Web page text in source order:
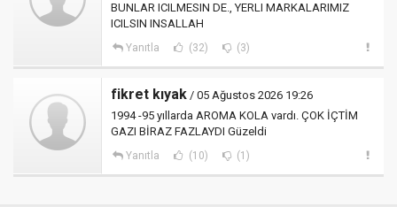
BUNLAR ICILMESIN DE., YERLI MARKALARIMIZ
ICILSIN INSALLAH
Yanıtla (32) (3)
fikret kıyak / 05 Ağustos 2026 19:26
1994 -95 yıllarda AROMA KOLA vardı. ÇOK İÇTİM
GAZI BİRAZ FAZLAYDI Güzeldi
Yanıtla (10) (1)